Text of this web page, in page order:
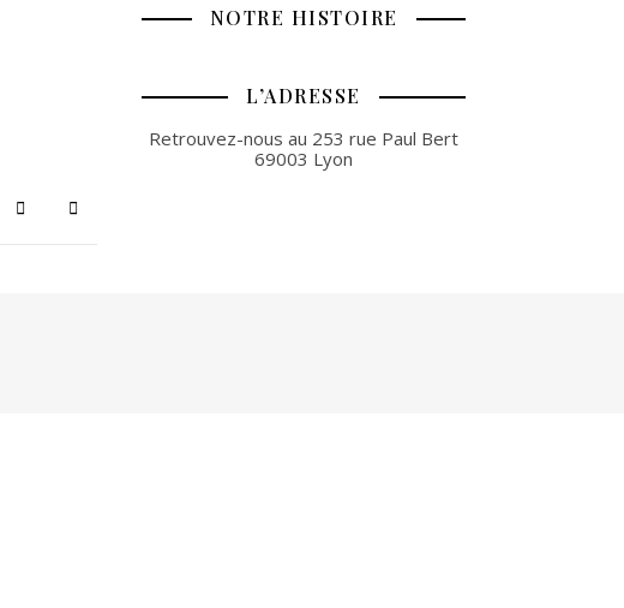
NOTRE HISTOIRE
L’ADRESSE
Retrouvez-nous au 253 rue Paul Bert
69003 Lyon